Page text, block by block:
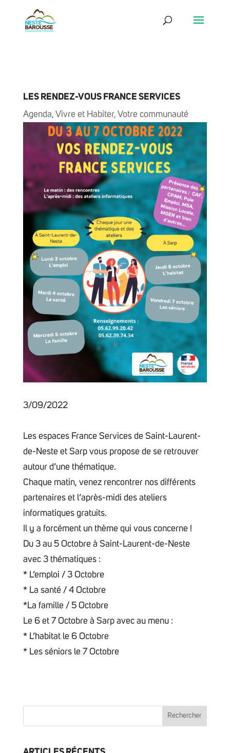
LES RENDEZ-VOUS FRANCE SERVICES
Agenda, Vivre et Habiter, Votre communauté
3/09/2022
Les espaces France Services de Saint-Laurent-
de-Neste et Sarp vous propose de se retrouver
autour d’une thématique.
Chaque matin, venez rencontrer nos différents
partenaires et l’après-midi des ateliers
informatiques gratuits.
Il y a forcément un thème qui vous concerne !
Du 3 au 5 Octobre à Saint-Laurent-de-Neste
avec 3 thématiques :
* L’emploi / 3 Octobre
* La santé / 4 Octobre
*La famille / 5 Octobre
Le 6 et 7 Octobre à Sarp avec au menu :
* L’habitat le 6 Octobre
* Les séniors le 7 Octobre